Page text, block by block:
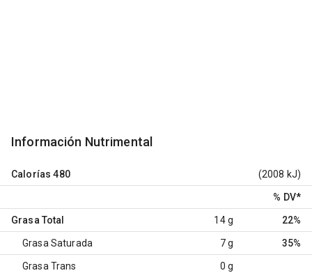
Información Nutrimental
Calorías 480 (2008 kJ)
% DV*
Grasa Total 14 g 22%
Grasa Saturada 7 g 35%
Grasa Trans 0 g